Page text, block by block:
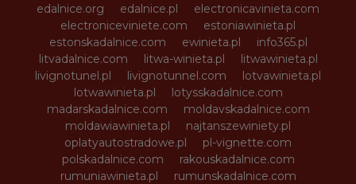
edalnice.org
edalnice.pl
electronicavinieta.com
electroniceviniete.com
estoniawinieta.pl
estonskadalnice.com
ewinieta.pl
info365.pl
litvadalnice.com
litwa-winieta.pl
litwawinieta.pl
livignotunel.pl
livignotunnel.com
lotvawinieta.pl
lotwawinieta.pl
lotysskadalnice.com
madarskadalnice.com
moldavskadalnice.com
moldawiawinieta.pl
najtanszewiniety.pl
oplatyautostradowe.pl
pl-vignette.com
polskadalnice.com
rakouskadalnice.com
rumuniawinieta.pl
rumunskadalnice.com